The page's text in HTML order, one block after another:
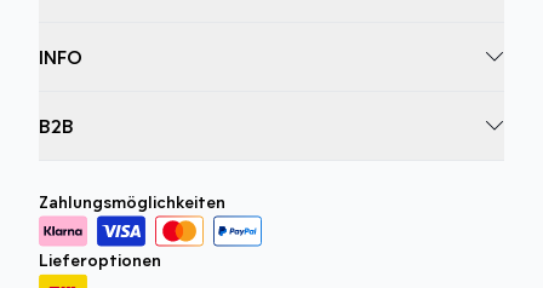
INFO
B2B
Zahlungsmöglichkeiten
Lieferoptionen